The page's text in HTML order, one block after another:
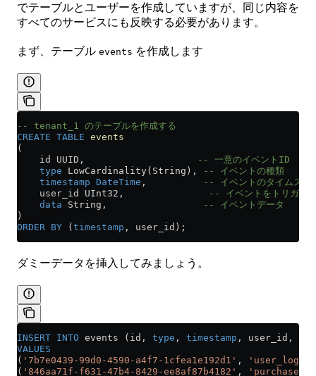
でテーブルとユーザーを作成していますが、同じ内容を
すべてのサービスにも反映する必要があります。
まず、テーブル events を作成します
-- tenant_1 のテーブルを作成する
CREATE TABLE events
(
    id UUID,
-- 一意のイベントID
    type
LowCardinality(String),
-- イベントの種類
    timestamp
DateTime ,
-- イベントのタイムスタ
    user_id UInt32,
-- イベントをトリガー
    data
String,
-- イベントデータ
)
ORDER BY ( timestamp , user_id);
ダミーデータを挿入してみましょう。
INSERT INTO events (id, type , timestamp , user_id,
VALUES
( '7b7e0439-99d0-4590-a4f7-1cfea1e192d1' ,
'user_login'
( '846aa71f-f631-47b4-8429-ee8af87b4182' , 'purchase'